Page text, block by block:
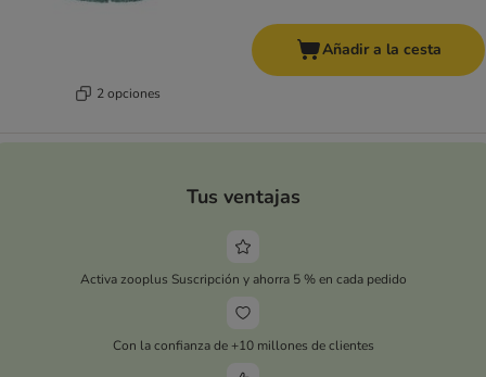
2 opciones
Añadir a la cesta
Tus ventajas
Activa zooplus Suscripción y ahorra 5 % en cada pedido
Con la confianza de +10 millones de clientes